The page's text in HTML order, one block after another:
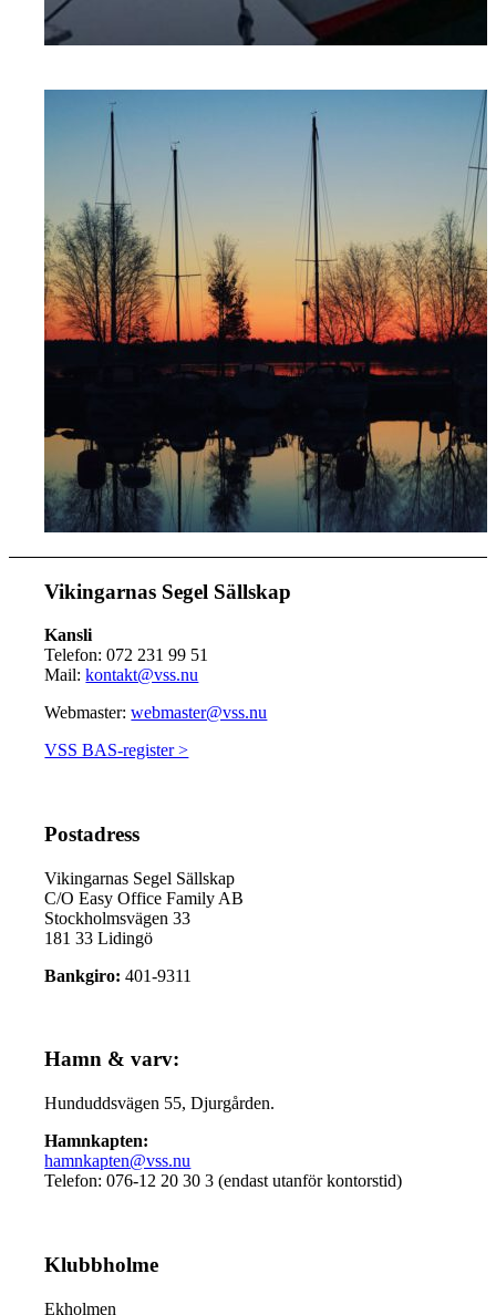
Vikingarnas Segel Sällskap
Kansli
Telefon: 072 231 99 51
Mail:kontakt@vss.nu
Webmaster:webmaster@vss.nu
VSS BAS-register >
Postadress
Vikingarnas Segel Sällskap
C/O Easy Office Family AB
Stockholmsvägen 33
181 33 Lidingö
Bankgiro:401-9311
Hamn & varv:
Hunduddsvägen 55, Djurgården.
Hamnkapten:
hamnkapten@vss.nu
Telefon: 076-12 20 30 3 (endast utanför kontorstid)
Klubbholme
Ekholmen